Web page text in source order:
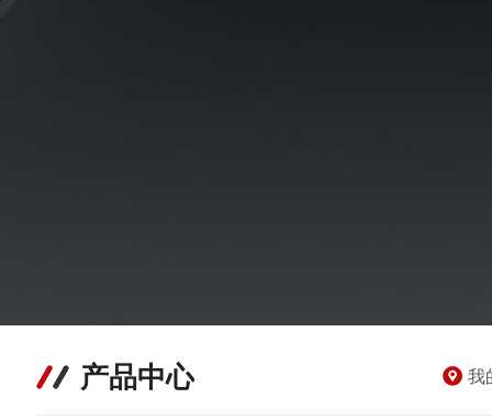
产品中心 我